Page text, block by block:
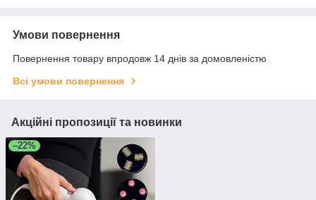
Умови повернення
Повернення товару впродовж 14 днів за домовленістю
Всі умови повернення
Акційні пропозиції та новинки
–22%